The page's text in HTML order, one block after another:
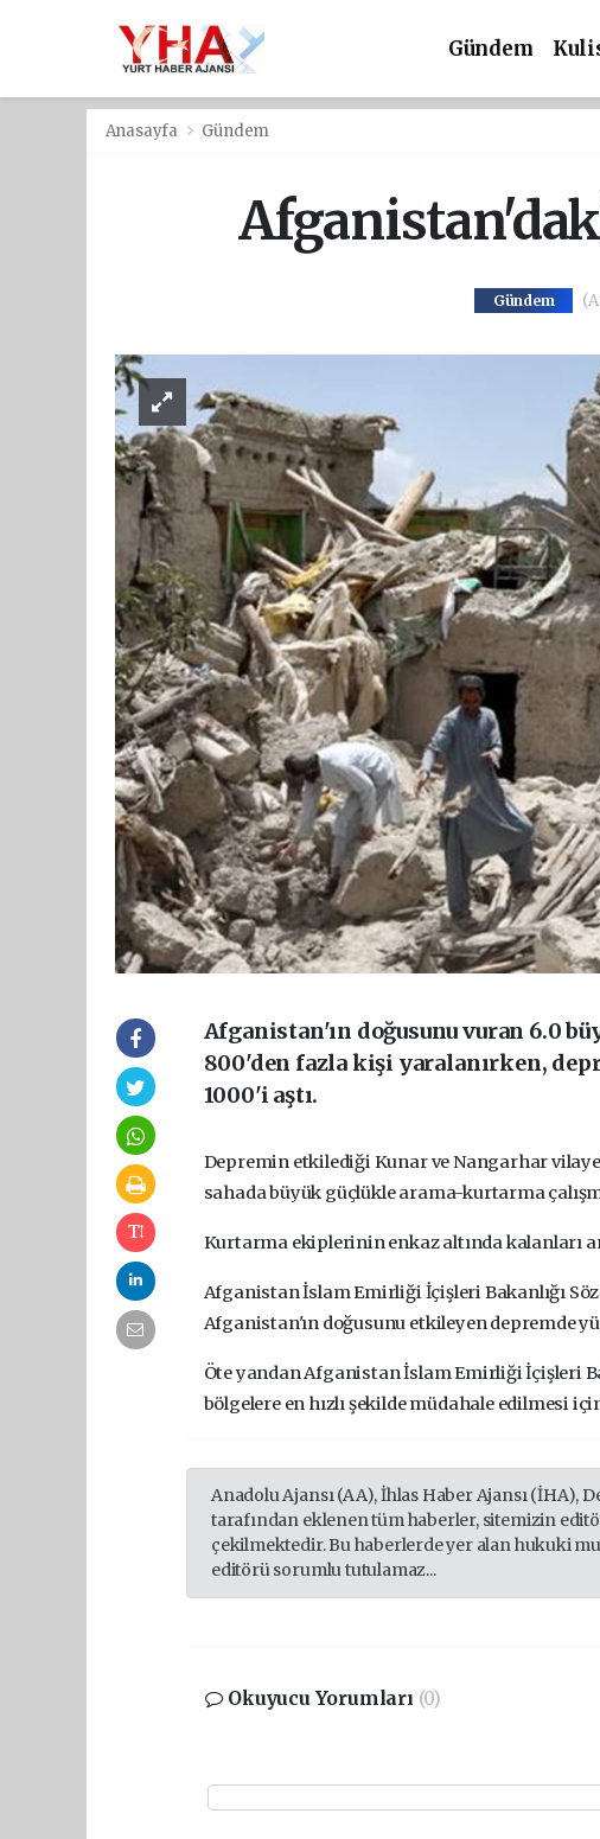
Gündem
Anasayfa Gündem
Gündem
Afganistan'ın doğusunu vuran 6.0
800'den fazla kişi yaralanırken,
1000'i aştı.
Depremin etkilediği Kunar ve Nangarhar
sahada büyük güçlükle arama-kurtarma
Kurtarma ekiplerinin enkaz altında kalanları
Afganistan İslam Emirliği İçişleri Bakanlığı
Afganistan'ın doğusunu etkileyen depremde
Öte yandan Afganistan İslam Emirliği İçişleri
bölgelere en hızlı şekilde müdahale edilmesi
Anadolu Ajansı (AA), İhlas Haber Ajansı (İHA),
tarafından eklenen tüm haberler, sitemizin
çekilmektedir. Bu haberlerde yer alan hukuki
editörü sorumlu tutulamaz...
Okuyucu Yorumları (0)